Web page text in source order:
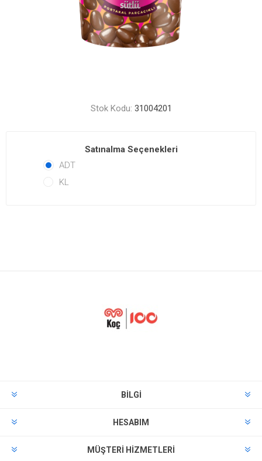
Stok Kodu: 31004201
Satınalma Seçenekleri
ADT
KL
BILGI
HESABIM
MÜŞTERI HIZMETLERI